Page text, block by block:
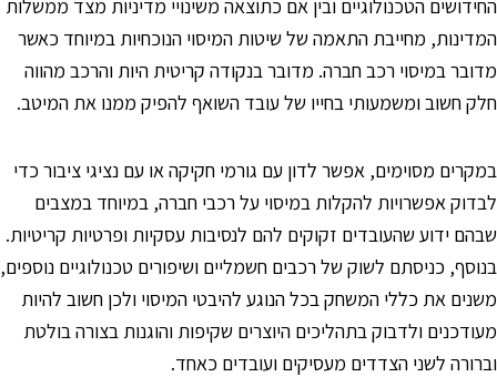
הטכנולוגיים ובין אם כתוצאה משינויי מדיניות מצד ממשלות
מחייבת התאמה של שיטות המיסוי הנוכחיות במיוחד כאשר
במיסוי רכב חברה. מדובר בנקודה קריטית היות והרכב מהווה
חשוב ומשמעותי בחייו של עובד השואף להפיק ממנו את המיטב.
מסוימים, אפשר לדון עם גורמי חקיקה או עם נציגי ציבור כדי
אפשרויות להקלות במיסוי על רכבי חברה, במיוחד במצבים
ידוע שהעובדים זקוקים להם לנסיבות עסקיות ופרטיות קריטיות.
כניסתם לשוק של רכבים חשמליים ושיפורים טכנולוגיים נוספים,
את כללי המשחק בכל הנוגע להיבטי המיסוי ולכן חשוב להיות
ולדבוק בתהליכים היוצרים שקיפות והוגנות בצורה בולטת
לשני הצדדים מעסיקים ועובדים כאחד.